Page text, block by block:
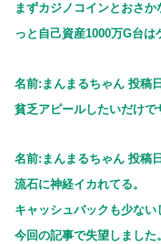
まずカジノコインとおさ
っと自己資産1000万G台は
名前:まんまるちゃん 投稿
貧乏アピールしたいだけ
名前:まんまるちゃん 投稿
流石に神経イカれてる。
キャッシュバックも少ない
今回の記事で失望しまし